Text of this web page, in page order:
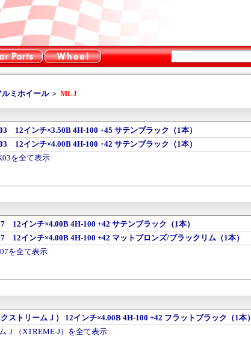
ルミホイール＞ MLJ
12インチ×3.50B 4H-100 +45 サテンブラック（1本）
12インチ×4.00B 4H-100 +42 サテンブラック（1本）
を全て表示
12インチ×4.00B 4H-100 +42 サテンブラック（1本）
12インチ×4.00B 4H-100 +42 マットブロンズ/ブラックリム（1本）
を全て表示
ストリームＪ） 12インチ×4.00B 4H-100 +42 フラットブラック（1本）
Ｊ（XTREME-J）を全て表示